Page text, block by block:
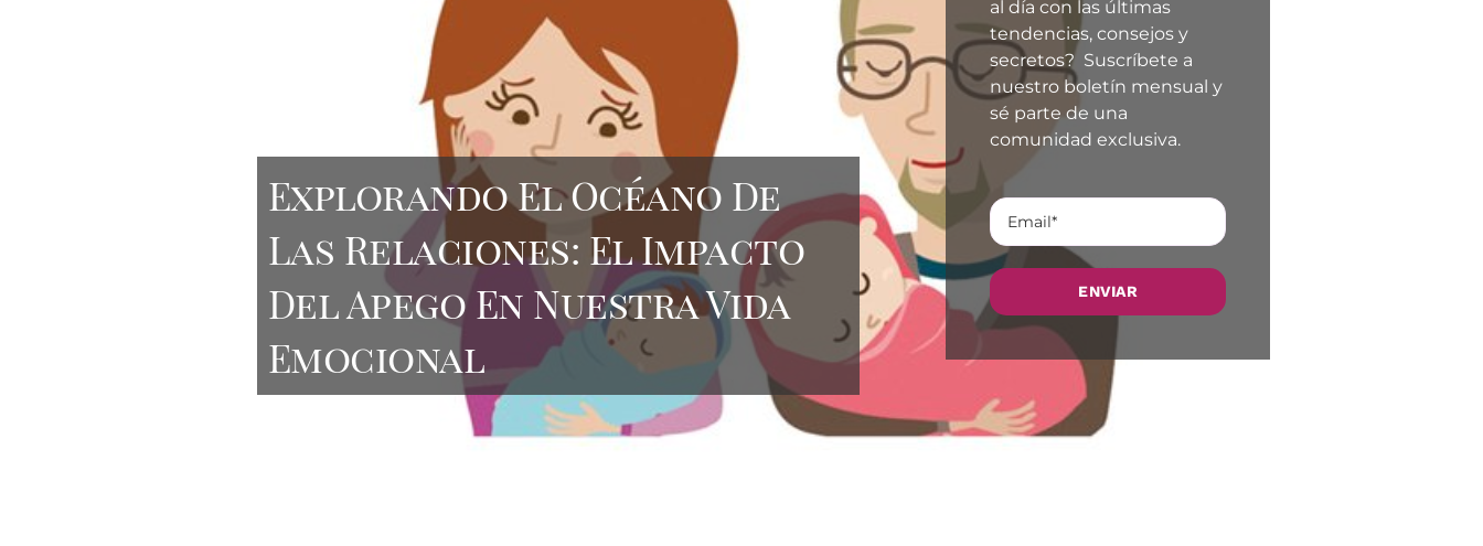
Explorando El Océano De
Las Relaciones: El Impacto
Del Apego En Nuestra Vida
Emocional
al día con las últimas
tendencias, consejos y
secretos? Suscríbete a
nuestro boletín mensual y
sé parte de una
comunidad exclusiva.